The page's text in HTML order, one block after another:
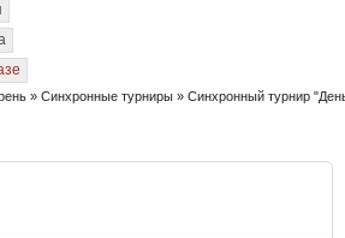
» Синхронные турниры » Синхронный турнир